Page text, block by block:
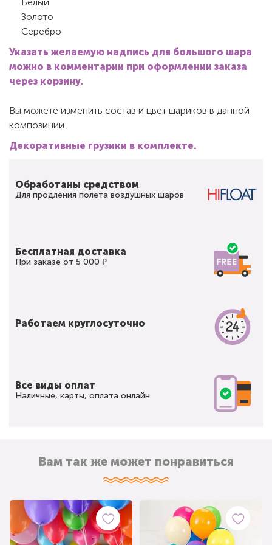
Золото
Серебро
Указать желаемую надпись для большого шара
можно в комментарии при оформлении заказа
через корзину.
Вы можете изменить состав и цвет шариков в данной
композиции.
Декоративные грузики в комплекте.
Обработаны средством
Для продления полета воздушных шаров
Бесплатная доставка
При заказе от 5 000 ₽
Работаем круглосуточно
Все виды оплат
Наличные, карты, оплата онлайн
Вам так же может понравиться